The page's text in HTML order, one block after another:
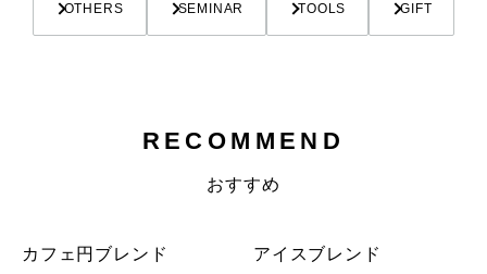
OTHERS SEMINAR TOOLS GIFT
RECOMMEND
おすすめ
カフェ円ブレンド
アイスブレンド